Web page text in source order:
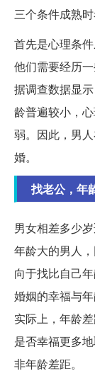
三个条件成熟时
首先是心理条
他们需要经历
据调查数据显
龄普遍较小，
弱。因此，男
婚。
找老公，年
男女相差多少
年龄大的男人
向于找比自己
婚姻的幸福与
实际上，年龄
是否幸福更多
非年龄差距。